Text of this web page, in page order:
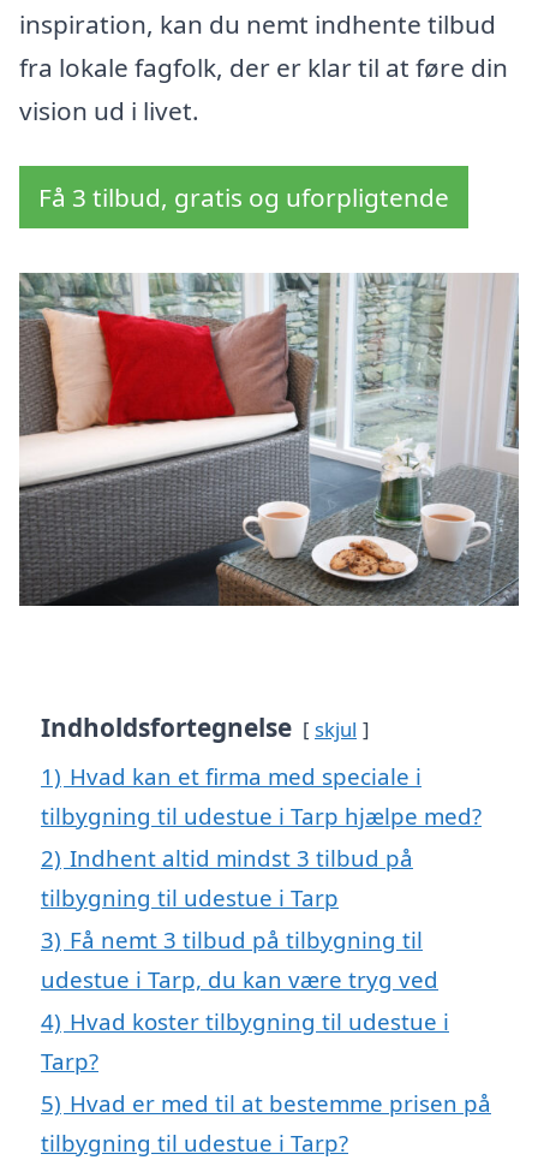
inspiration, kan du nemt indhente tilbud
fra lokale fagfolk, der er klar til at føre din
vision ud i livet.
Få 3 tilbud, gratis og uforpligtende
Indholdsfortegnelse skjul
1) Hvad kan et firma med speciale i
tilbygning til udestue i Tarp hjælpe med?
2) Indhent altid mindst 3 tilbud på
tilbygning til udestue i Tarp
3) Få nemt 3 tilbud på tilbygning til
udestue i Tarp, du kan være tryg ved
4) Hvad koster tilbygning til udestue i
Tarp?
5) Hvad er med til at bestemme prisen på
tilbygning til udestue i Tarp?